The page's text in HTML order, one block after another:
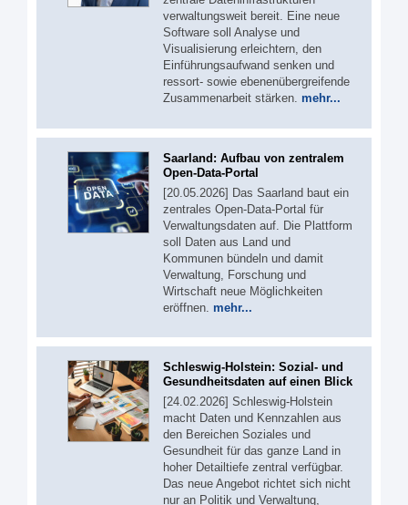
verwaltungsweit bereit. Eine neue
Software soll Analyse und
Visualisierung erleichtern, den
Einführungsaufwand senken und
ressort- sowie ebenenübergreifende
Zusammenarbeit stärken. mehr...
Saarland: Aufbau von zentralem
Open-Data-Portal
[20.05.2026] Das Saarland baut ein
zentrales Open-Data-Portal für
Verwaltungsdaten auf. Die Plattform
soll Daten aus Land und
Kommunen bündeln und damit
Verwaltung, Forschung und
Wirtschaft neue Möglichkeiten
eröffnen. mehr...
Schleswig-Holstein: Sozial- und
Gesundheitsdaten auf einen Blick
[24.02.2026] Schleswig-Holstein
macht Daten und Kennzahlen aus
den Bereichen Soziales und
Gesundheit für das ganze Land in
hoher Detailtiefe zentral verfügbar.
Das neue Angebot richtet sich nicht
nur an Politik und Verwaltung,